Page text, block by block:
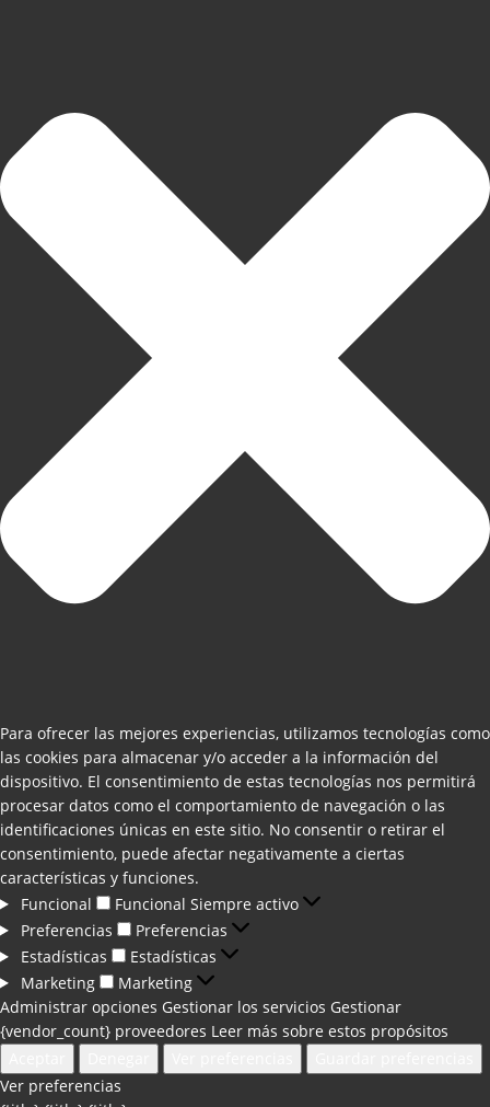
Para ofrecer las mejores experiencias, utilizamos tecnologías como
las cookies para almacenar y/o acceder a la información del
dispositivo. El consentimiento de estas tecnologías nos permitirá
procesar datos como el comportamiento de navegación o las
identificaciones únicas en este sitio. No consentir o retirar el
consentimiento, puede afectar negativamente a ciertas
características y funciones.
Funcional
Funcional Siempre activo
Preferencias
Preferencias
Estadísticas
Estadísticas
Marketing
Marketing
Administrar opciones Gestionar los servicios Gestionar
{vendor_count} proveedores Leer más sobre estos propósitos
Ver preferencias